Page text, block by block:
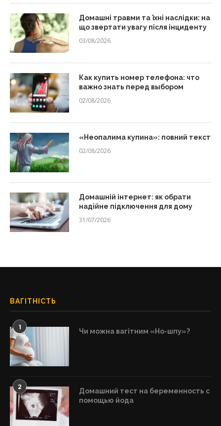
Домашні травми та їхні наслідки: на
що звертати увагу після інциденту
03/08/2026
Как купить номер телефона: что
важно знать перед выбором
02/08/2026
«Неопалима купина»: повний текст
02/08/2026
Домашній інтернет: як обрати
надійне підключення для дому
31/07/2026
ВАГІТНІСТЬ
1 Чи можна вагітним «Но-шпу»?
2
Домашний тест на беременность с
помощью йода